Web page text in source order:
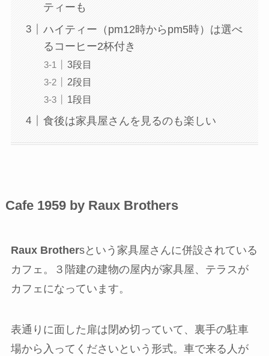
ティーも
ハイティー（pm12時からpm5時）は選べ
るコーヒー2杯付き
3段目
2段目
1段目
食後は家具屋さんを見るのも楽しい
Cafe 1959 by Raux Brothers
Raux Brothersという家具屋さんに併設されている
カフェ。３階建の建物の屋内が家具屋、テラスが
カフェになっています。
表通りに面した扉は閉め切っていて、裏手の駐車
場から入ってくださいという形式。車で来る人が